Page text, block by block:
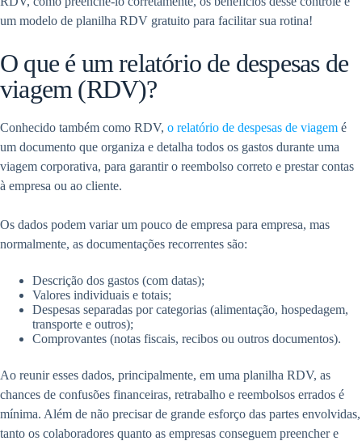
um modelo de planilha RDV gratuito para facilitar sua rotina!
O que é um relatório de despesas de
viagem (RDV)?
Conhecido também como RDV, o relatório de despesas de viagem é
um documento que organiza e detalha todos os gastos durante uma
viagem corporativa, para garantir o reembolso correto e prestar contas
à empresa ou ao cliente.
Os dados podem variar um pouco de empresa para empresa, mas
normalmente, as documentações recorrentes são:
Descrição dos gastos (com datas);
Valores individuais e totais;
Despesas separadas por categorias (alimentação, hospedagem,
transporte e outros);
Comprovantes (notas fiscais, recibos ou outros documentos).
Ao reunir esses dados, principalmente, em uma planilha RDV, as
chances de confusões financeiras, retrabalho e reembolsos errados é
mínima. Além de não precisar de grande esforço das partes envolvidas,
tanto os colaboradores quanto as empresas conseguem preencher e